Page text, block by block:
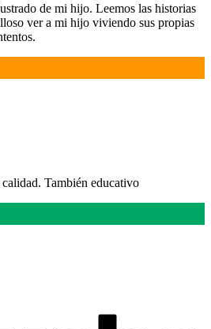
de mi hijo. Leemos las historias
ver a mi hijo viviendo sus propias
También educativo